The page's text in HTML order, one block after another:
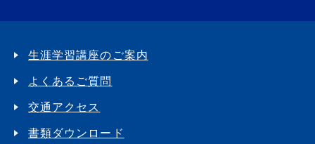
生涯学習講座のご案内
よくあるご質問
交通アクセス
書類ダウンロード